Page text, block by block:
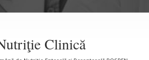
Clinică